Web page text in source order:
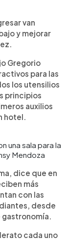
van
y mejorar
Gregorio
para las
los utensilios
principios
auxilios
hotel.
una sala para la
Mendoza
dice que en
más
con las
desde
cada uno